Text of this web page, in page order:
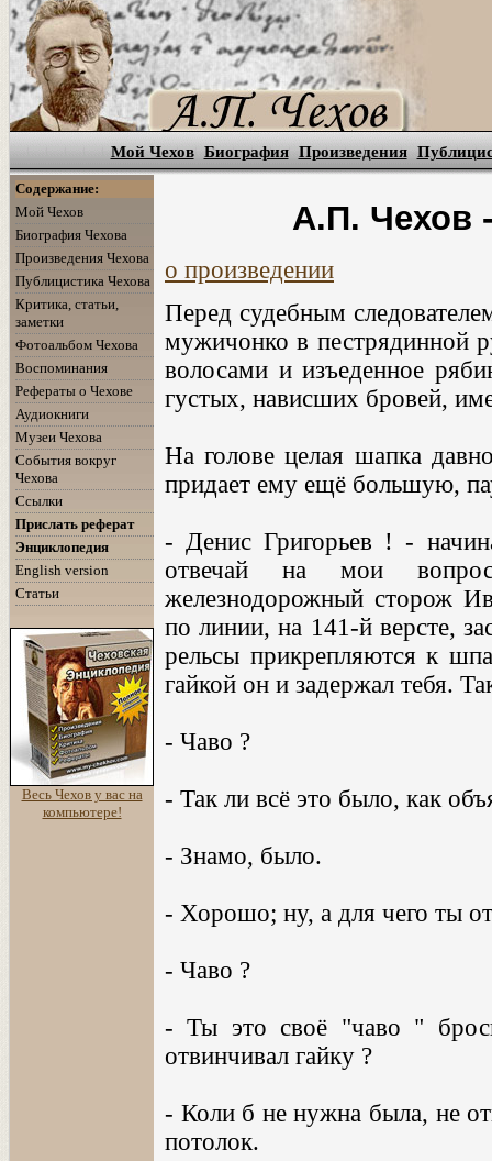
Мой Чехов Биография Произведения
Содержание:
Мой Чехов
Биография Чехова
Произведения Чехова
Публицистика Чехова
Критика, статьи,
заметки
Фотоальбом Чехова
Воспоминания
Рефераты о Чехове
Аудиокниги
Музеи Чехова
События вокруг
Чехова
Ссылки
Прислать реферат
Энциклопедия
English version
Статьи
Весь Чехов у вас на
компьютере!
А.П. Чехов
о произведении
Перед судебным
мужичонко в пестрядинной
волосами и изъеденное
густых, нависших бровей,
На голове целая шапка
придает ему ещё большую,
- Денис Григорьев ! -
отвечай на мои
железнодорожный сторож
по линии, на 141-й версте,
рельсы прикрепляются к
гайкой он и задержал тебя.
- Чаво ?
- Так ли всё это было, как
- Знамо, было.
- Хорошо; ну, а для чего ты
- Чаво ?
- Ты это своё "чаво "
отвинчивал гайку ?
- Коли б не нужна была, не
потолок.